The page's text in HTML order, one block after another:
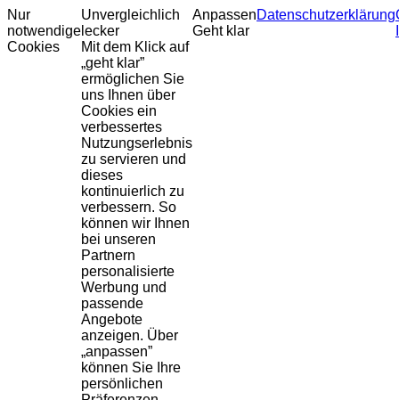
Nur
notwendige
Cookies
Unvergleichlich
lecker
Mit dem Klick auf
„geht klar”
ermöglichen Sie
uns Ihnen über
Cookies ein
verbessertes
Nutzungserlebnis
zu servieren und
dieses
kontinuierlich zu
verbessern. So
können wir Ihnen
bei unseren
Partnern
personalisierte
Werbung und
passende
Angebote
anzeigen. Über
„anpassen”
können Sie Ihre
persönlichen
Anpassen
Geht klar
Datenschutzerklärung